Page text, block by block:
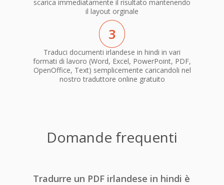
scarica immediatamente il risultato mantenendo
il layout orginale
3
Traduci documenti irlandese in hindi in vari
formati di lavoro (Word, Excel, PowerPoint, PDF,
OpenOffice, Text) semplicemente caricandoli nel
nostro traduttore online gratuito
Domande frequenti
Tradurre un PDF irlandese in hindi è